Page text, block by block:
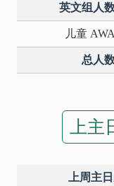
英文组人
儿童
总人
上主
上周主